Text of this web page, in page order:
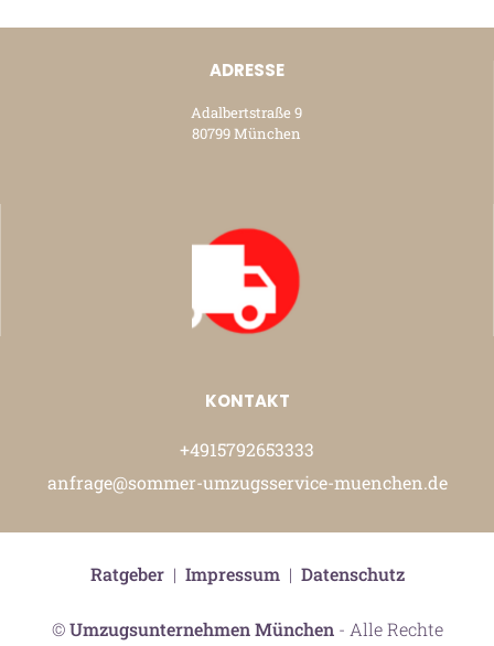
ADRESSE
Adalbertstraße 9
80799 München
KONTAKT
+4915792653333
anfrage@sommer-umzugsservice-muenchen.de
©Umzugsunternehmen München- Alle Rechte
Ratgeber| Impressum| Datenschutz